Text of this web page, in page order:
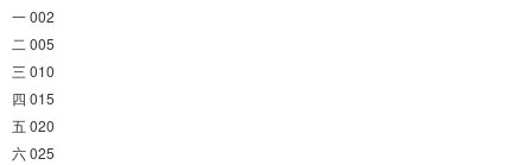
一 002
二 005
三 010
四 015
五 020
六 025